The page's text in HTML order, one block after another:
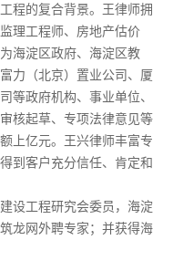
程的复合背景。王律师拥
理工程师、房地产估价
海淀区政府、海淀区教
力（北京）置业公司、厦
等政府机构、事业单位、
核起草、专项法律意见等
上亿元。王兴律师丰富专
到客户充分信任、肯定和
设工程研究会委员， 海淀
龙网外聘专家；并获得海